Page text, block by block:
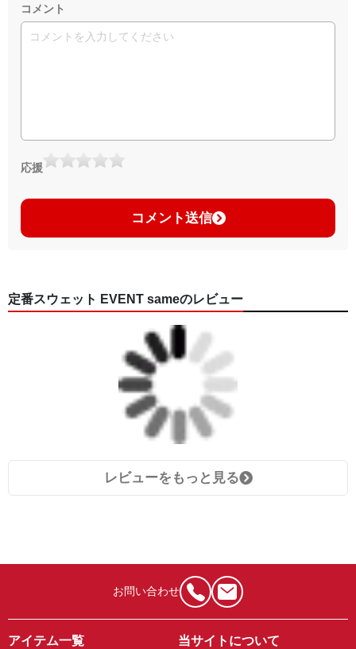
コメント
応援
コメント送信
定番スウェット EVENT sameのレビュー
レビューをもっと見る
お問い合わせ
アイテム一覧 当サイトについて